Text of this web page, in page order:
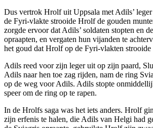
Dus vertrok Hrolf uit Uppsala met Adils’
de Fyri-vlakte strooide Hrolf de gouden
zorgde ervoor dat Adils’ soldaten stopten en
opraapten, en vergaten hun vijanden te
het goud dat Hrolf op de Fyri-vlakten strooide
Adils reed voor zijn leger uit op zijn paard,
Adils naar hen toe zag rijden, nam de ring
op de weg voor Adils. Adils stopte
speer om de ring op te rapen.
In de Hrolfs saga was het iets anders. Hrolf
zijn erfenis te halen, die Adils van Helgi had